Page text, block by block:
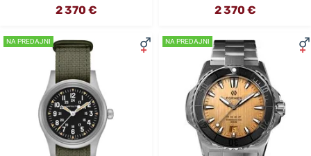
2 370 € 2 370 €
NA PREDAJNI NA PREDAJNI